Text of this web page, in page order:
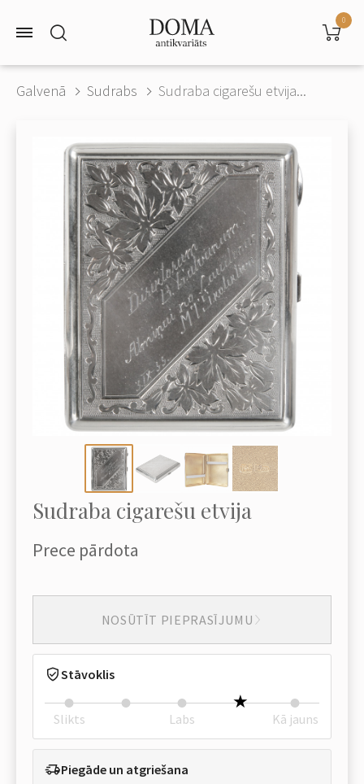
0
Galvenā Sudrabs Sudraba cigarešu etvija...
Sudraba cigarešu etvija
Prece pārdota
NOSŪTĪT PIEPRASĪJUMU
Stāvoklis
Slikts Labs Kā jauns
Piegāde un atgriešana